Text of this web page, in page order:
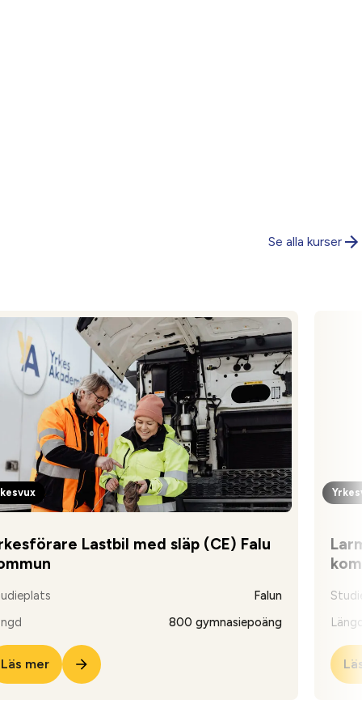
Se alla kurser
Lastbil med släp (CE) Falu
Falun
800 gymnasiepoäng
Läs mer